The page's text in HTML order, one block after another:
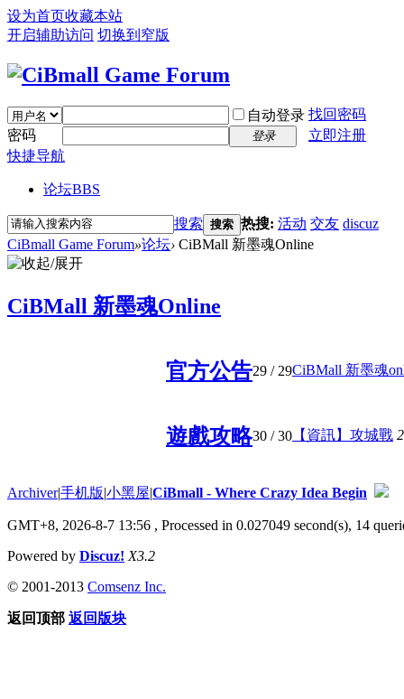
设为首页收藏本站
开启辅助访问 切换到窄版
自动登录 找回密码
密码
登录
立即注册
快捷导航
论坛BBS
搜索 搜索 热搜: 活动 交友 discuz
CiBmall Game Forum»论坛› CiBMall 新墨魂Online
CiBMall 新墨魂Online
官方公告29 / 29CiBMall 新墨魂
遊戲攻略30 / 30 【資訊】攻城戰
Archiver|手机版|小黑屋|CiBmall - Where Crazy Idea Begin
GMT+8, 2026-8-7 13:56 , Processed in 0.027049 second(s), 14
Powered by Discuz! X3.2
© 2001-2013 Comsenz Inc.
返回顶部 返回版块